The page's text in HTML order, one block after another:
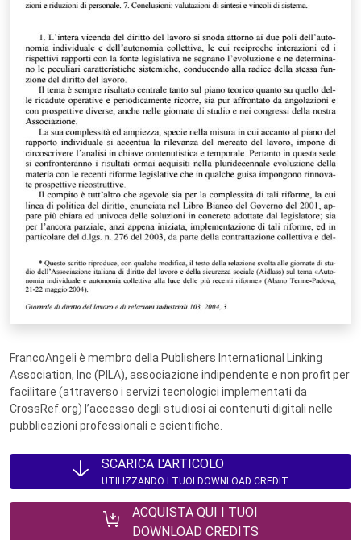
FrancoAngeli è membro della Publishers International Linking
Association, Inc (PILA), associazione indipendente e non profit per
facilitare (attraverso i servizi tecnologici implementati da
CrossRef.org) l’accesso degli studiosi ai contenuti digitali nelle
pubblicazioni professionali e scientifiche.
SCARICA L'ARTICOLO
UTILIZZANDO I TUOI DOWNLOAD CREDIT
ACQUISTA QUI I TUOI
DOWNLOAD CREDITS